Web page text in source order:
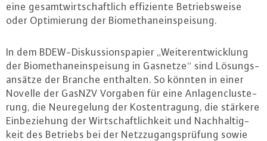
eine ge­samt­wirt­schaft­lich ef­fi­zi­en­te Be­triebs­wei­se
oder Op­ti­mie­rung der Bio­me­than­ein­spei­sung.
In dem BDEW-Dis­kus­si­ons­pa­pier „Wei­ter­ent­wick­lung
der Bio­me­than­ein­spei­sung in Gasnetze“ sind Lö­sungs­
an­sät­ze der Branche enthalten. So könnten in einer
Novelle der GasNZV Vorgaben für eine An­la­gen­clus­te­
rung, die Neu­re­ge­lung der Kos­ten­tra­gung, die stärkere
Ein­be­zie­hung der Wirt­schaft­lich­keit und Nach­hal­tig­
keit des Betriebs bei der Netz­zu­gangs­prü­fung sowie